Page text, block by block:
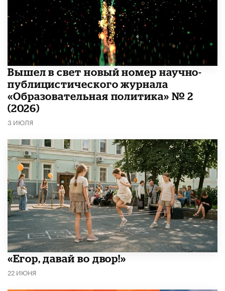
Вышел в свет новый номер научно-
публицистического журнала
«Образовательная политика» № 2
(2026)
3 ИЮЛЯ
«Егор, давай во двор!»
22 ИЮНЯ